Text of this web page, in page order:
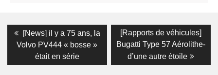
Navigation
de
l’article
Previous
post:
[News] il y a 75 ans, la
Volvo PV444 « bosse »
était en série
Next
post:
[Rapports de véhicules]
Bugatti Type 57 Aérolithe-
d’une autre étoile